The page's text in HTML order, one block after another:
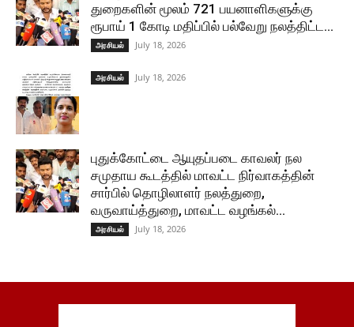
துறைகளின் மூலம் 721 பயனாளிகளுக்கு
ரூபாய் 1 கோடி மதிப்பில் பல்வேறு நலத்திட்ட...
அரசியல் July 18, 2026
அரசியல் July 18, 2026
புதுக்கோட்டை ஆயுதப்படை காவலர் நல
சமுதாய கூடத்தில் மாவட்ட நிர்வாகத்தின்
சார்பில் தொழிலாளர் நலத்துறை,
வருவாய்த்துறை, மாவட்ட வழங்கல்...
அரசியல் July 18, 2026